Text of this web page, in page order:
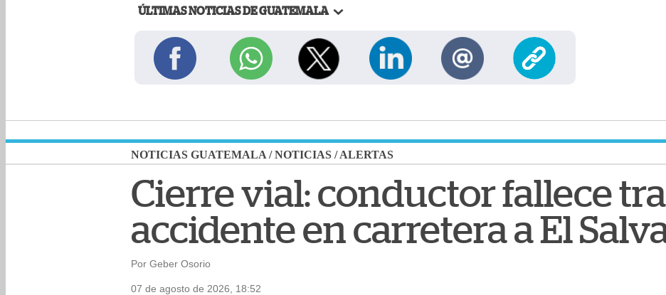
ÚLTIMAS NOTICIAS DE GUATEMALA
NOTICIAS GUATEMALA /NOTICIAS /ALERTAS
Cierre vial: conductor fallece
accidente en carretera a El
Por Geber Osorio
07 de agosto de 2026, 18:52